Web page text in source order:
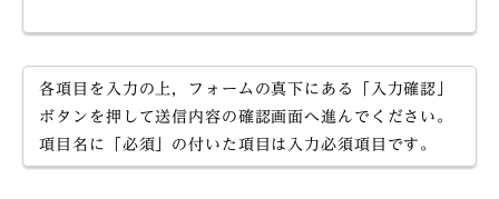
各項目を入力の上，フォームの真下にある「入力確認」
ボタンを押して送信内容の確認画面へ進んでください。
項目名に「必須」の付いた項目は入力必須項目です。